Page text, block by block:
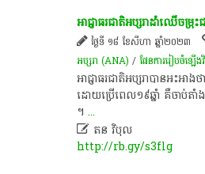
អាជ្ញាធរ​ជាតិ​អប្សរា​ដាំ​ឈើ​ច
ថ្ងៃទី ១៨ ខែសីហា ឆ្នាំ២០២៣
អប្សរា​ (ANA) /ផែន​ការរៀបចំ​ឡើ
អាជ្ញាធរ​ជាតិ​អប្សរា​បាន​អះអ
ដោយ​ប្រើ​ពេល​១៩​ឆ្នាំ​ គឺ​ចាប់
។ ...
ត​ន​ ​វិបុល​
http://rb.gy/s3flg